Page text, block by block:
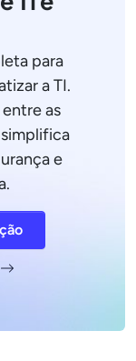
para
a TI.
as
e